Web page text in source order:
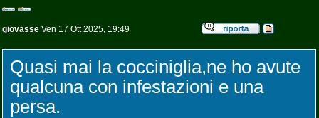
giovasse Ven 17 Ott 2025, 19:49
Quasi mai la cocciniglia,ne ho avute
qualcuna con infestazioni e una
persa.